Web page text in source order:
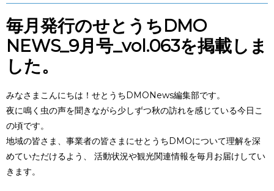
毎月発行のせとうちDMO
NEWS_9月号_vol.063を掲載しま
した。
みなさまこんにちは！せとうちDMONews編集部です。
夜に鳴く虫の声を聞きながら少しずつ秋の訪れを感じている今日こ
の頃です。
地域の皆さま、事業者の皆さまにせとうちDMOについて理解を深
めていただけるよう、 活動状況や観光関連情報を毎月お届けしてい
きます。